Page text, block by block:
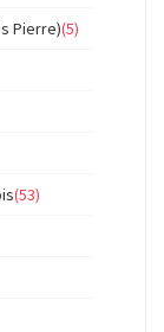
Pierre)(5)
(53)